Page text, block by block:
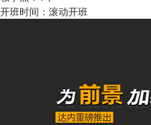
开班时间： 滚动开班